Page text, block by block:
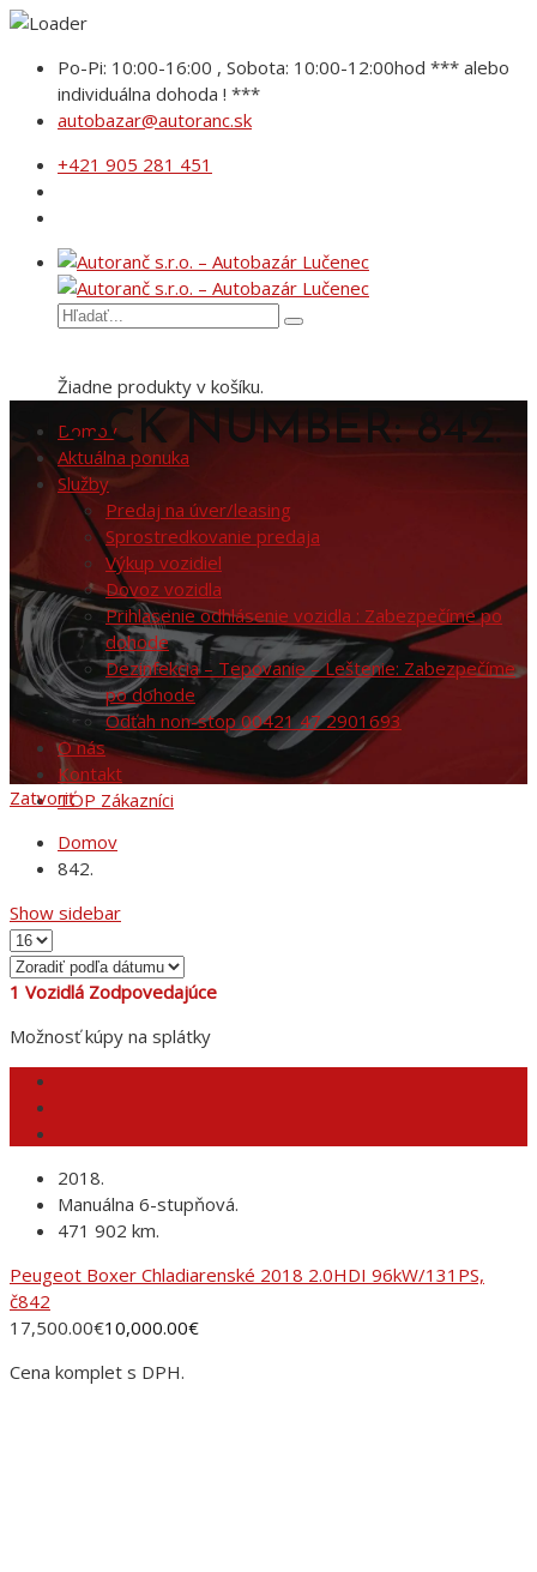
Po-Pi: 10:00-16:00 , Sobota: 10:00-12:00hod *** alebo
individuálna dohoda ! ***
autobazar@autoranc.sk
+421 905 281 451
Žiadne produkty v košíku.
Domov
Aktuálna ponuka
Služby
Predaj na úver/leasing
Sprostredkovanie predaja
Výkup vozidiel
Dovoz vozidla
Prihlasenie odhlásenie vozidla : Zabezpečíme po
dohode
Dezinfekcia – Tepovanie – Leštenie: Zabezpečíme
po dohode
Odťah non-stop 00421 47 2901693
O nás
Kontakt
TOP Zákazníci
STOCK NUMBER: 842.
Zatvoriť
Domov
842.
Show sidebar
1 Vozidlá Zodpovedajúce
Možnosť kúpy na splátky
2018.
Manuálna 6-stupňová.
471 902 km.
Peugeot Boxer Chladiarenské 2018 2.0HDI 96kW/131PS,
č842
17,500.00€10,000.00€
Cena komplet s DPH.